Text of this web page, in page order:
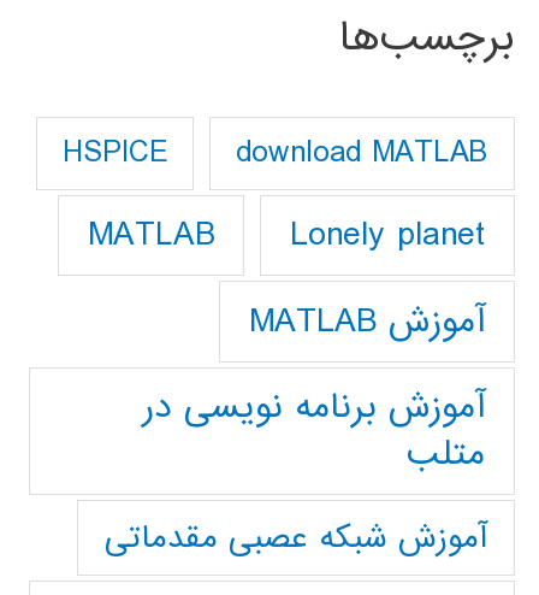
برچسب‌ها
download MATLAB
HSPICE
Lonely planet
MATLAB
آموزش MATLAB
آموزش برنامه نویسی در
متلب
آموزش شبکه عصبی مقدماتی